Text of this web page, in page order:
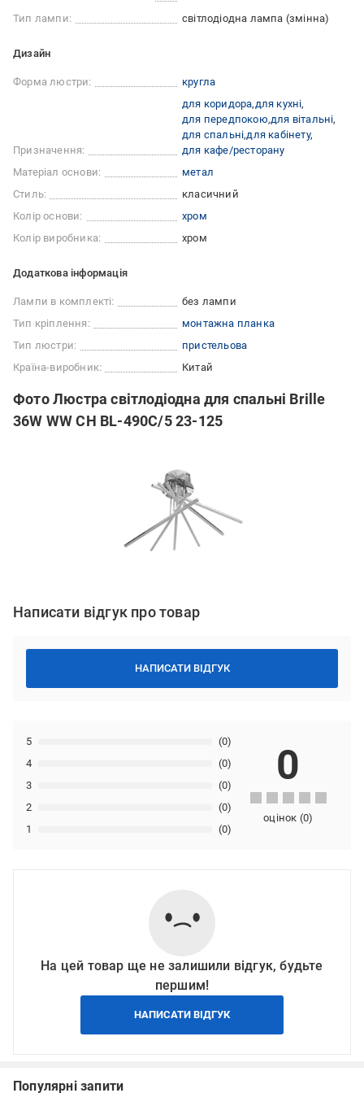
Тип лампи:
світлодіодна лампа (змінна)
Дизайн
Форма люстри: кругла
Призначення:
для коридора для кухні
для передпокою для вітальні
для спальні для кабінету
для кафе/ресторану
Матеріал основи:
метал
Стиль:
класичний
Колір основи:
хром
Колір виробника:
хром
Додаткова інформація
Лампи в комплекті:
без лампи
Тип кріплення:
монтажна планка
Тип люстри:
пристельова
Країна-виробник:
Китай
Фото Люстра світлодіодна для спальні Brille
36W WW CH BL-490С/5 23-125
Написати відгук про товар
НАПИСАТИ ВІДГУК
1 (0)
2 (0)
3 (0)
4 (0)
5 (0)
0
оцінок (0)
На цей товар ще не залишили відгук, будьте
першим!
НАПИСАТИ ВІДГУК
Популярні запити